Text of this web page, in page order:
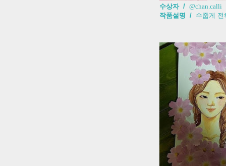
수상자 / @chan.calli
작품설명 / 수줍게 전